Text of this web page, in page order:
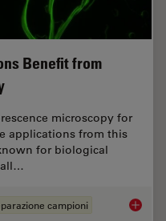
Benefit from
microscopy for
applications from this
for biological
all…
campioni How